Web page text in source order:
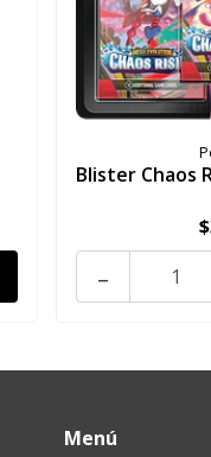
Blister Chaos
-
Menú